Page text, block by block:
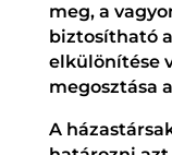
meg, a
biztosítható
elkülönítése
megosztása
A